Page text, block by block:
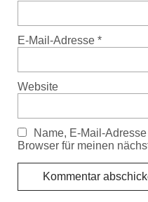
E-Mail-Adresse *
Website
Name, E-Mail-
Browser für meinen